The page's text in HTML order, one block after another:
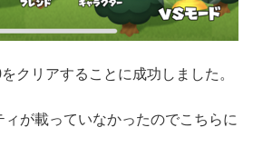
クリアすることに成功しました。
が載っていなかったのでこちらに